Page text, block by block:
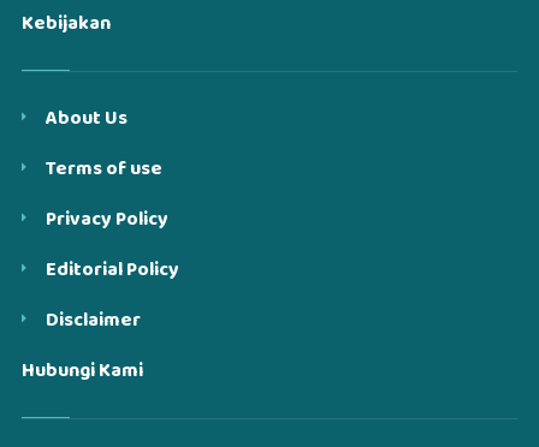
Kebijakan
About Us
Terms of use
Privacy Policy
Editorial Policy
Disclaimer
Hubungi Kami